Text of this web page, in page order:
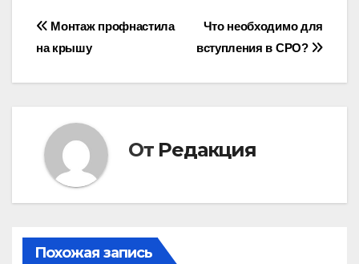
Навигация
по
Что необходимо для
вступления в СРО?
Монтаж профнастила
на крышу
От Редакция
Похожая запись